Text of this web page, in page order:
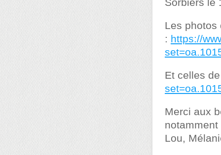
Sorbiers le
Les photos
: https://
Et celles
Merci aux
notamment
Lou,